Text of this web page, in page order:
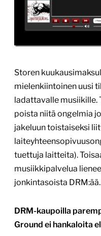
Storen
mielenkiintoinen uusi
ladattavalle musiikille.
poista niitä ongelmia
jakeluun toistaiseksi
tuettuja laitteita).
musiikkipalvelua
jonkintasoista DRM:ää.
DRM-kaupoilla
Ground ei hankaloita